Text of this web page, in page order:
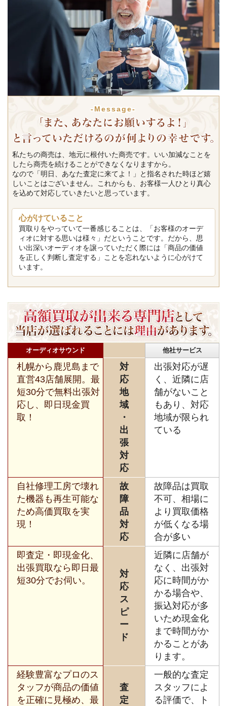
-Message-
私たちの商売は、地元に根付いた商売です。いい加減なことを
したら商売を続けることができなくなりますから。
なので「明日、あなた査定に来てよ！」と指名された時ほど嬉
しいことはございません。これからも、お客様一人ひとり真心
を込めて対応していきたいと思っています。
心がけていること
買取りをやっていて一番感じることは、「お客様のオーデ
ィオに対する思いは様々」だということです。だから、思
い出深いオーディオを譲っていただく際には「商品の価値
を正しく判断し査定する」ことを忘れないように心がけて
います。
オーディオサウンド 他社サービス
札幌から鹿児島まで
直営43店舗展開。最
短30分で無料出張対
応し、即日現金買
取！
対
応
地
域
・
出
張
対
応
出張対応が遅
く、近隣に店
舗がないこと
もあり、対応
地域が限られ
ている
自社修理工房で壊れ
た機器も再生可能な
ため高価買取を実
現！
故
障
品
対
応
故障品は買取
不可、相場に
より買取価格
が低くなる場
合が多い
即査定・即現金化、
出張買取なら即日最
短30分でお伺い。
対
応
ス
ピ
ー
ド
近隣に店舗が
なく、出張対
応に時間がか
かる場合や、
振込対応が多
いため現金化
まで時間がか
かることがあ
ります。
経験豊富なプロのス
タッフが商品の価値
を正確に見極め、最
査
定
一般的な査定
スタッフによ
る評価で、ト